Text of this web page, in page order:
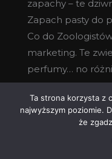
zapachy – te
Zapach pasty do
Co do
marketing. Te
perfumy… no
Zostaw
Ta strona korzysta z
najwyższym poziomie.
że